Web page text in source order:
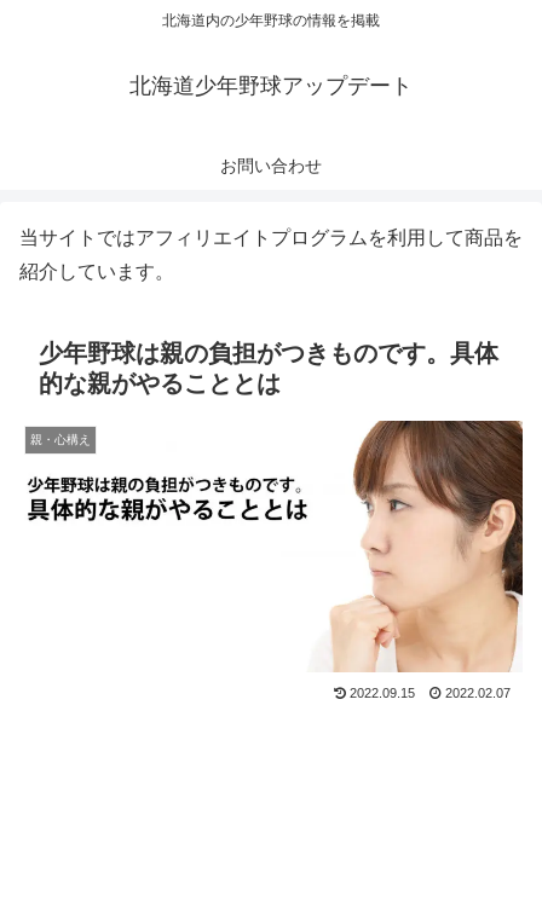
北海道内の少年野球の情報を掲載
北海道少年野球アップデート
お問い合わせ
当サイトではアフィリエイトプログラムを利用して商品を
紹介しています。
少年野球は親の負担がつきものです。具体
的な親がやることとは
親・心構え
2022.09.15 2022.02.07